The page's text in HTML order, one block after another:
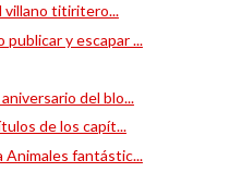
villano titiritero...
publicar y escapar ...
del blo...
de los capít...
Animales fantástic...